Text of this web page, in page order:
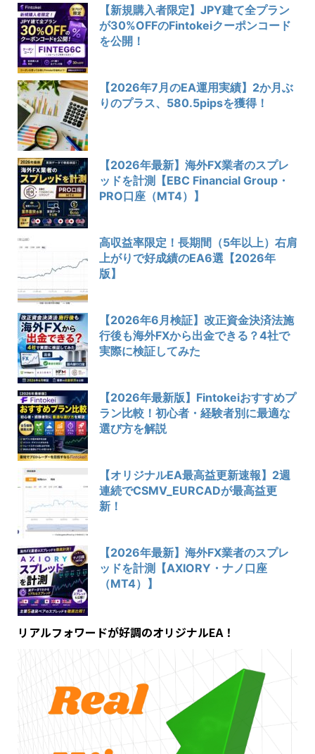
【新規購入者限定】JPY建て全プラン
が30%OFFのFintokeiクーポンコード
を公開！
【2026年7月のEA運用実績】2か月ぶ
りのプラス、580.5pipsを獲得！
【2026年最新】海外FX業者のスプレ
ッドを計測【EBC Financial Group・
PRO口座（MT4）】
高収益率限定！長期間（5年以上）右肩
上がりで好成績のEA6選【2026年
版】
【2026年6月検証】改正資金決済法施
行後も海外FXから出金できる？4社で
実際に検証してみた
【2026年最新版】Fintokeiおすすめプ
ラン比較！初心者・経験者別に最適な
選び方を解説
【オリジナルEA最高益更新速報】2週
連続でCSMV_EURCADが最高益更
新！
【2026年最新】海外FX業者のスプレ
ッドを計測【AXIORY・ナノ口座
（MT4）】
リアルフォワードが好調のオリジナルEA！